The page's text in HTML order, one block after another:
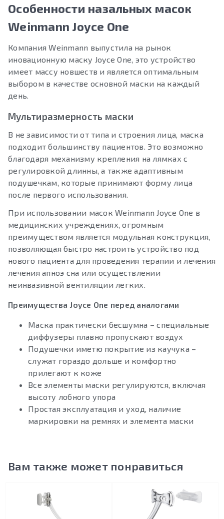
Особенности назальных масок
Weinmann Joyce One
Компания Weinmann выпустила на рынок
иновационную маску Joyce One, это устройство
имеет массу новшеств и является оптимальным
выбором в качестве основной маски на каждый
день.
Мультиразмерность маски
В не зависимости от типа и строения лица, маска
подходит большинству пациентов. Это возможно
благодаря механизму крепления на лямках с
регулировкой длинны, а также адаптивным
подушечкам, которые принимают форму лица
после первого использования.
При использовании масок Weinmann Joyce One в
медицинских учреждениях, огромным
преимуществом является модульная конструкция,
позволяющая быстро настроить устройство под
нового пациента для проведения терапии и лечения
лечения апноэ сна или осуществлении
неинвазивной вентиляции легких.
Преимущества Joyce One перед аналогами
Маска практически бесшумна – специальные
диффузеры плавно пропускают воздух
Подушечки иметю покрытие из каучука –
служат гораздо дольше и комфортно
прилегают к коже
Все элементы маски регулируются, включая
высоту лобного упора
Простая эксплуатация и уход, наличие
маркировки на ремнях и элемента маски
Вам также может понравиться